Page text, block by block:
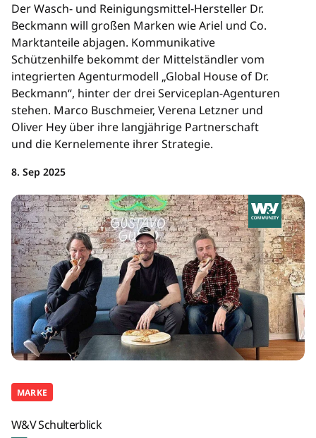
Der Wasch- und Reinigungsmittel-Hersteller Dr.
Beckmann will großen Marken wie Ariel und Co.
Marktanteile abjagen. Kommunikative
Schützenhilfe bekommt der Mittelständler vom
integrierten Agenturmodell „Global House of Dr.
Beckmann“, hinter der drei Serviceplan-Agenturen
stehen. Marco Buschmeier, Verena Letzner und
Oliver Hey über ihre langjährige Partnerschaft
und die Kernelemente ihrer Strategie.
8. Sep 2025
MARKE
W&V Schulterblick